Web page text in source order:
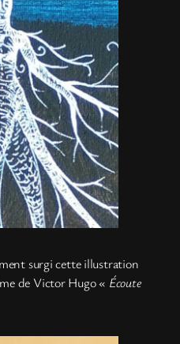
surgi cette illustration
de Victor Hugo « Écoute